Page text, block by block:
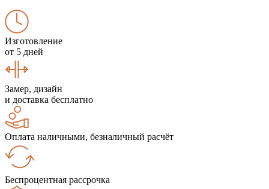
Изготовление
от 5 дней
Замер, дизайн
и доставка бесплатно
Оплата наличными, безналичный расчёт
Беспроцентная рассрочка